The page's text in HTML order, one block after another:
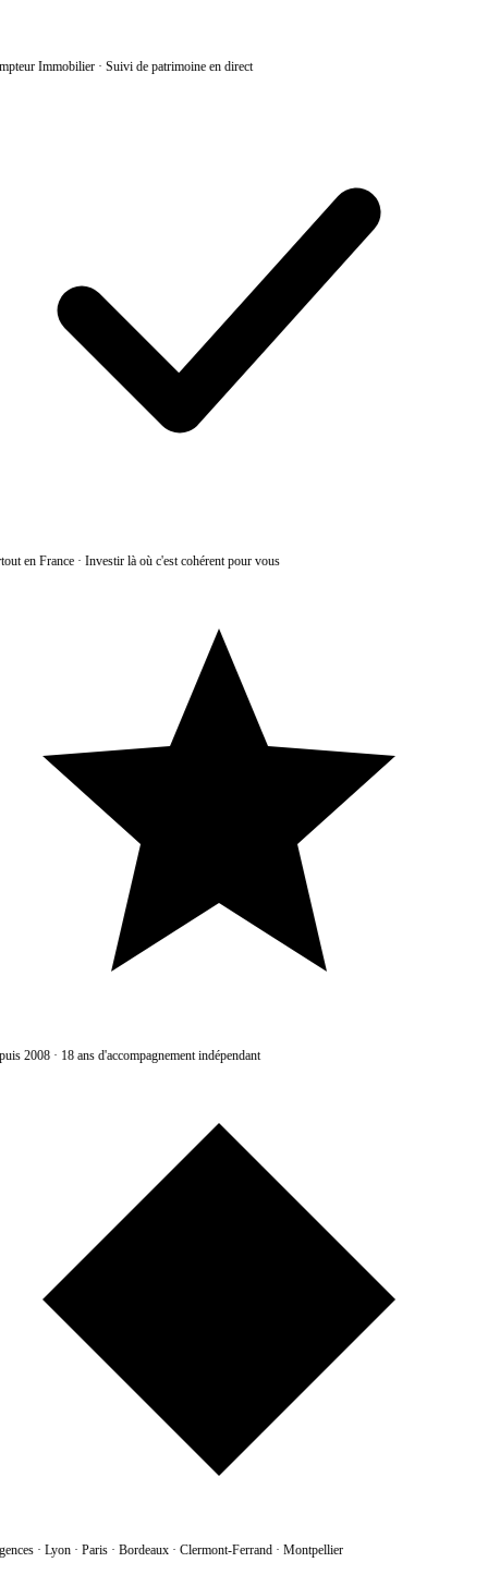
Immobilier·Suivi de patrimoine en direct
en France·Investir là où c'est cohérent pour vous
2008·18 ans d'accompagnement indépendant
·Lyon · Paris · Bordeaux · Clermont-Ferrand · Montpellier